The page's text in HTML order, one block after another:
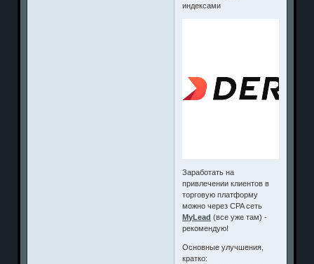
индексами
Заработать на
привлечении клиентов в
торговую платформу
можно через CPA сеть
MyLead (все уже там) -
рекомендую!
Основные улучшения,
кратко: